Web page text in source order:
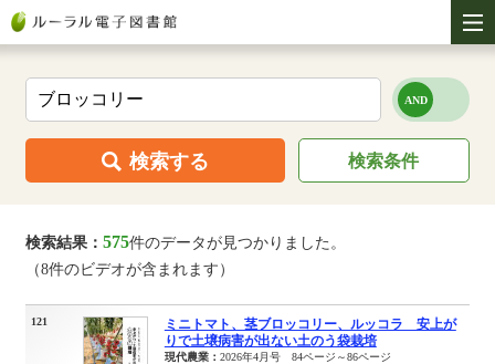
検索する 検索条件
検索結果： 575件のデータが見つかりました。
（8件のビデオが含まれます）
121
ミニトマト、茎ブロッコリー、ルッコラ 安上が
りで土壌病害が出ない土のう袋栽培
現代農業： 2026年4月号 84ページ～86ページ